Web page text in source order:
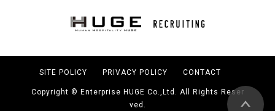
SITE POLICY PRIVACY POLICY CONTACT
Copyright © Enterprise HUGE Co.,Ltd. All Rights Reser
ved.